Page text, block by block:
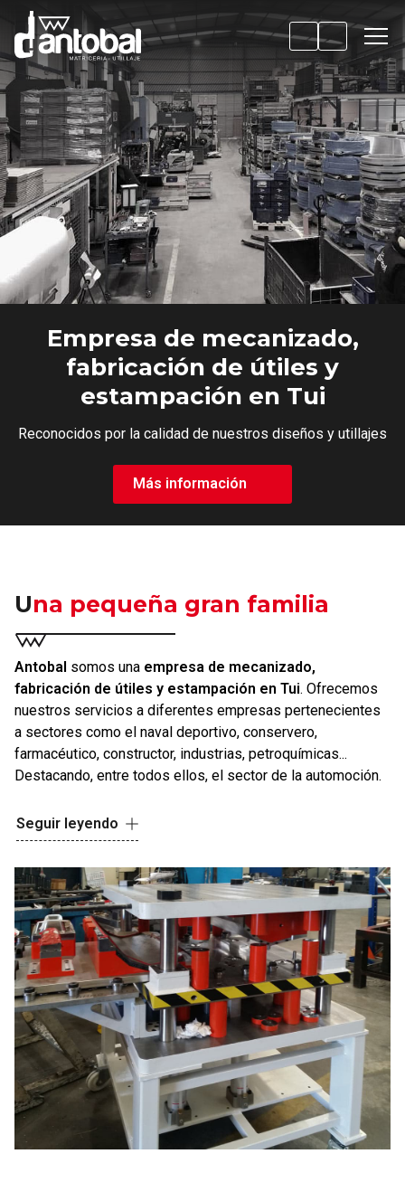
Empresa de mecanizado,
fabricación de útiles y
estampación en Tui
Reconocidos por la calidad de nuestros diseños y utillajes
Más información
Una pequeña gran familia
Antobal somos una empresa de mecanizado,
fabricación de útiles y estampación en Tui. Ofrecemos
nuestros servicios a diferentes empresas pertenecientes
a sectores como el naval deportivo, conservero,
farmacéutico, constructor, industrias, petroquímicas...
Destacando, entre todos ellos, el sector de la automoción.
Somos reconocidos por la calidad de nuestros diseños,
utillajes y maquinaria fabricada. En
desde el diseño hasta la fabricación de los utillajes y/o
maquinaria. Además, contamos con la posibilidad de
fabricar el producto final mediante estampado de piezas en
series de poca, media, y gran cadencia.
Seguir leyendo